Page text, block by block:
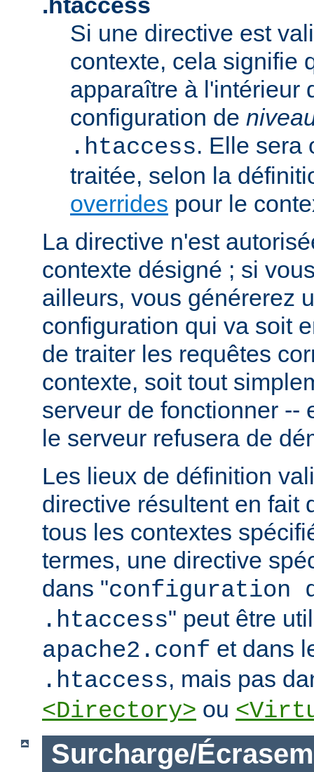
Si une directive est
contexte, cela signifie
apparaître à l'intérieur
configuration de
.htaccess. Elle sera
traitée, selon la
overrides pour le
La directive n'est
contexte désigné ; si
ailleurs, vous générerez
configuration qui va soit
de traiter les requêtes
contexte, soit tout
serveur de fonctionner --
le serveur refusera de
Les lieux de définition
directive résultent en fait
tous les contextes
termes, une directive
dans "configuration
.htaccess" peut être
apache2.conf et dans
.htaccess, mais pas
<Directory> ou
Surcharge/